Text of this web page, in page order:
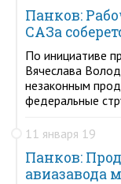
Панков:
САЗа
По инициативе
Вячеслава
незаконным
федеральные
11 января 19
Панков:
авиазавода